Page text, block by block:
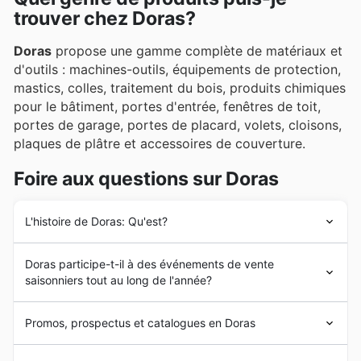
trouver chez Doras?
Doras propose une gamme complète de matériaux et
d'outils : machines-outils, équipements de protection,
mastics, colles, traitement du bois, produits chimiques
pour le bâtiment, portes d'entrée, fenêtres de toit,
portes de garage, portes de placard, volets, cloisons,
plaques de plâtre et accessoires de couverture.
Foire aux questions sur Doras
L'histoire de Doras: Qu'est?
rejoint le groupe SAMSE en 2003. Actuellement,
l'entreprise est présidée par Alain Renard et compte
plus de 18000 clients professionnels du bâtiment et
particuliers.
Elle est implantée à Arbois, Besançon, Bethoncourt,
Doras participe-t-il à des événements de vente
saisonniers tout au long de l'année?
promotions saisonnières et événements commerciaux
tout au long de l'année. Pour ne manquer aucuneoffre
Promos, prospectus et catalogues en Doras